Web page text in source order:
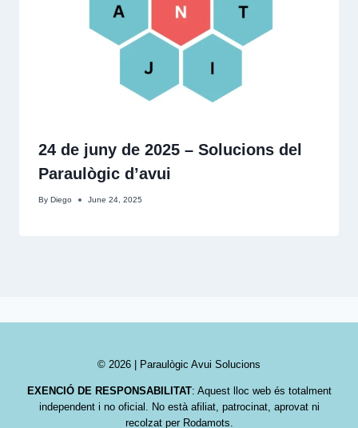
24 de juny de 2025 – Solucions del
Paraulògic d’avui
By Diego June 24, 2025
© 2026 | Paraulògic Avui Solucions
EXENCIÓ DE RESPONSABILITAT: Aquest lloc web és totalment
independent i no oficial. No està afiliat, patrocinat, aprovat ni
recolzat per Rodamots.